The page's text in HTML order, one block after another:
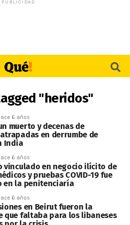
PUBLICIDAD
"heridos"
6 años
muerto y decenas de
en derrumbe de
India
6 años
vinculado en negocio ilícito de
y pruebas COVID-19 fue
en la penitenciaría
6 años
en Beirut fueron la
que faltaba para los libaneses